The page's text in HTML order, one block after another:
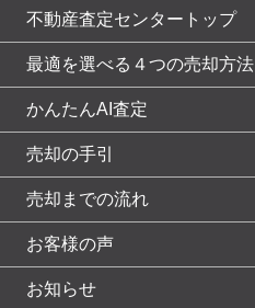
不動産査定センタートップ
最適を選べる４つの売却方法
かんたんAI査定
売却の手引
売却までの流れ
お客様の声
お知らせ